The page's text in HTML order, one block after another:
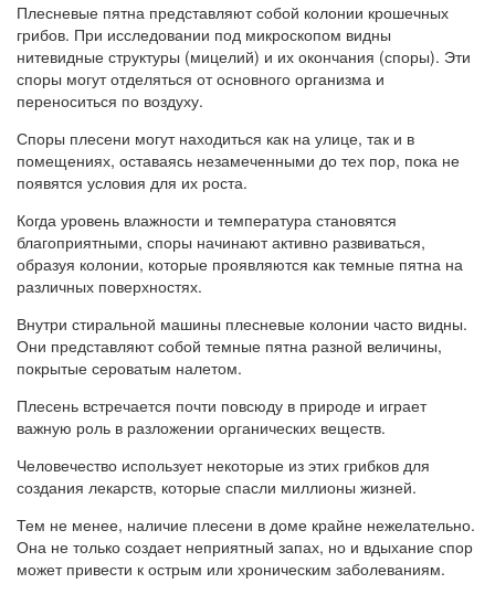
Плесневые пятна представляют собой колонии крошечных
грибов. При исследовании под микроскопом видны
нитевидные структуры (мицелий) и их окончания (споры). Эти
споры могут отделяться от основного организма и
переноситься по воздуху.
Споры плесени могут находиться как на улице, так и в
помещениях, оставаясь незамеченными до тех пор, пока не
появятся условия для их роста.
Когда уровень влажности и температура становятся
благоприятными, споры начинают активно развиваться,
образуя колонии, которые проявляются как темные пятна на
различных поверхностях.
Внутри стиральной машины плесневые колонии часто видны.
Они представляют собой темные пятна разной величины,
покрытые сероватым налетом.
Плесень встречается почти повсюду в природе и играет
важную роль в разложении органических веществ.
Человечество использует некоторые из этих грибков для
создания лекарств, которые спасли миллионы жизней.
Тем не менее, наличие плесени в доме крайне нежелательно.
Она не только создает неприятный запах, но и вдыхание спор
может привести к острым или хроническим заболеваниям.